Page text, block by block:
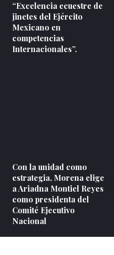
“Excelencia ecuestre de
jinetes del Ejército
Mexicano en
competencias
Internacionales”.
Con la unidad como
estrategia, Morena elige
a Ariadna Montiel Reyes
como presidenta del
Comité Ejecutivo
Nacional